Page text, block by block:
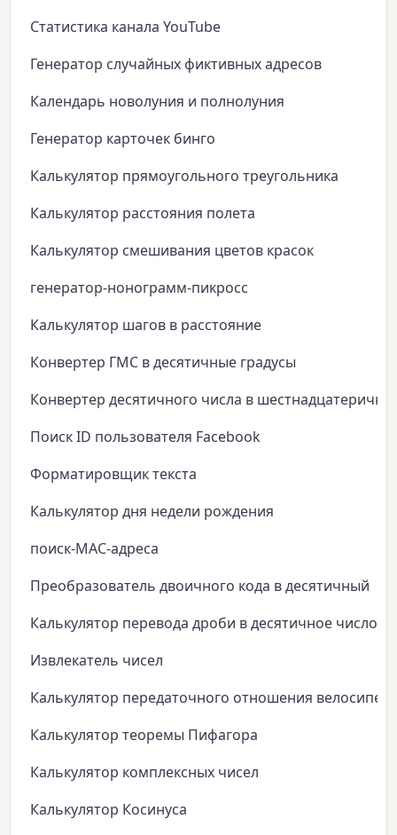
Статистика канала YouTube
Генератор случайных фиктивных адресов
Календарь новолуния и полнолуния
Генератор карточек бинго
Калькулятор прямоугольного треугольника
Калькулятор расстояния полета
Калькулятор смешивания цветов красок
генератор-нонограмм-пикросс
Калькулятор шагов в расстояние
Конвертер ГМС в десятичные градусы
Конвертер десятичного числа в
Поиск ID пользователя Facebook
Форматировщик текста
Калькулятор дня недели рождения
поиск-MAC-адреса
Преобразователь двоичного кода в десятичный
Калькулятор перевода дроби в десятичное число
Извлекатель чисел
Калькулятор передаточного отношения
Калькулятор теоремы Пифагора
Калькулятор комплексных чисел
Калькулятор Косинуса